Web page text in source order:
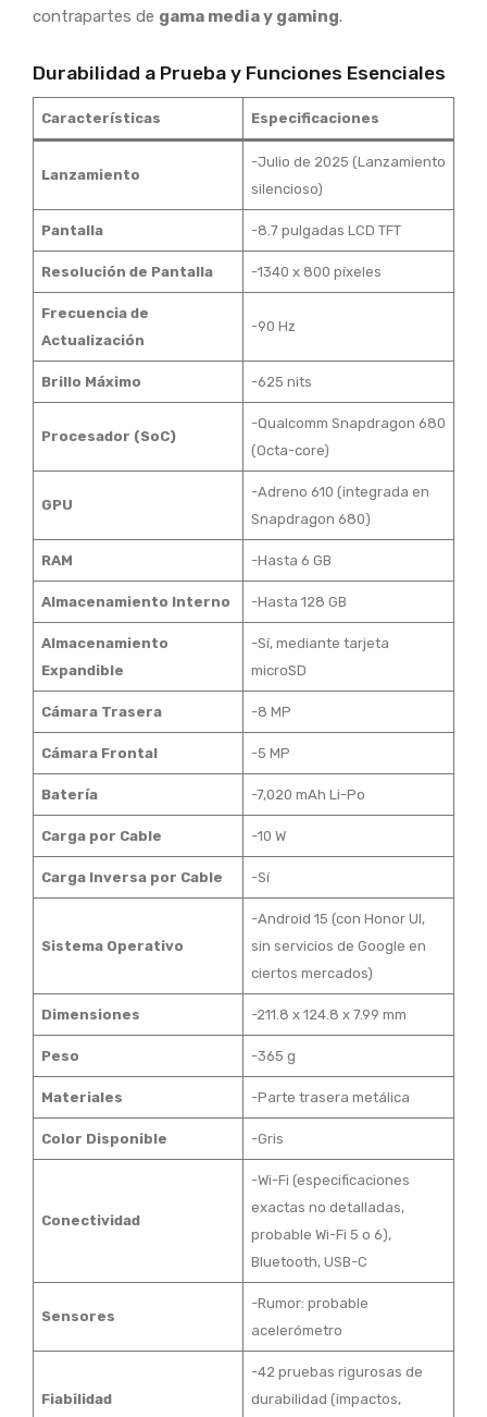
contrapartes de gama media y gaming.
Durabilidad a Prueba y Funciones Esenciales
Características Especificaciones
Lanzamiento
-Julio de 2025 (Lanzamiento
silencioso)
Pantalla -8.7 pulgadas LCD TFT
Resolución de Pantalla -1340 x 800 píxeles
Frecuencia de
Actualización
-90 Hz
Brillo Máximo -625 nits
Procesador (SoC)
-Qualcomm Snapdragon 680
(Octa-core)
GPU
-Adreno 610 (integrada en
Snapdragon 680)
RAM -Hasta 6 GB
Almacenamiento Interno -Hasta 128 GB
Almacenamiento
Expandible
-Sí, mediante tarjeta
microSD
Cámara Trasera -8 MP
Cámara Frontal -5 MP
Batería -7,020 mAh Li-Po
Carga por Cable -10 W
Carga Inversa por Cable -Sí
Sistema Operativo
-Android 15 (con Honor UI,
sin servicios de Google en
ciertos mercados)
Dimensiones -211.8 x 124.8 x 7.99 mm
Peso -365 g
Materiales -Parte trasera metálica
Color Disponible -Gris
Conectividad
-Wi-Fi (especificaciones
exactas no detalladas,
probable Wi-Fi 5 o 6),
Bluetooth, USB-C
Sensores
-Rumor: probable
acelerómetro
Fiabilidad
-42 pruebas rigurosas de
durabilidad (impactos,